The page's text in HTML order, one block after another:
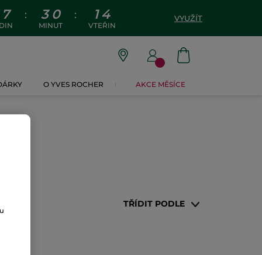
7 : 3 0
MINUT
: 1 4
VTEŘIN
VYUŽÍT
O YVES ROCHER AKCE MĚSÍCE
TŘÍDIT PODLE